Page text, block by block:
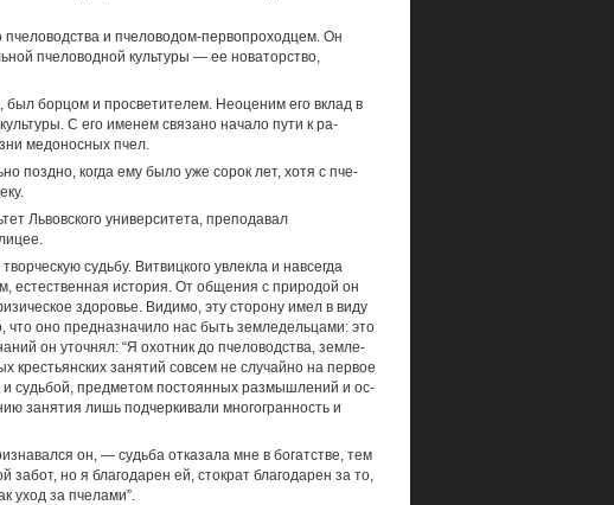
пчеловодства и пчеловодом-первопроходцем. Он
пчеловодной культуры — ее новаторство,
был борцом и просветителем. Неоценим его вклад в
С его именем связано начало пути к ра­
медоносных пчел.
поздно, когда ему было уже сорок лет, хотя с пче­
Львовского университета, преподавал
судьбу. Витвицкого увлекла и навсегда
естественная история. От общения с природой он
здоровье. Видимо, эту сторону имел в виду
что оно предназначило нас быть земледельцами: это
он уточнял: “Я охотник до пчеловодства, земле­
крестьянских занятий совсем не случайно на первое
и судьбой, предметом постоянных размышлений и ос­
занятия лишь подчеркивали многогранность и
он, — судьба отказала мне в богатстве, тем
но я благодарен ей, стократ благодарен за то,
уход за пчелами”.